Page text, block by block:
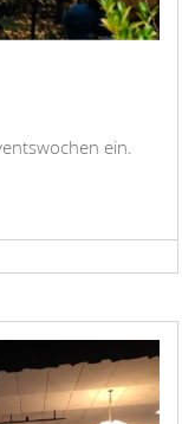
ein.